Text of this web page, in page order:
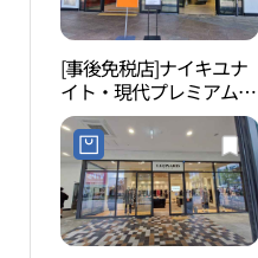
[事後免税店]ナイキユナ
イト・現代プレミアムア
ウトレットキンポ（金
浦）店(나이키유나이트
현대프리미엄아울렛 김
포점)